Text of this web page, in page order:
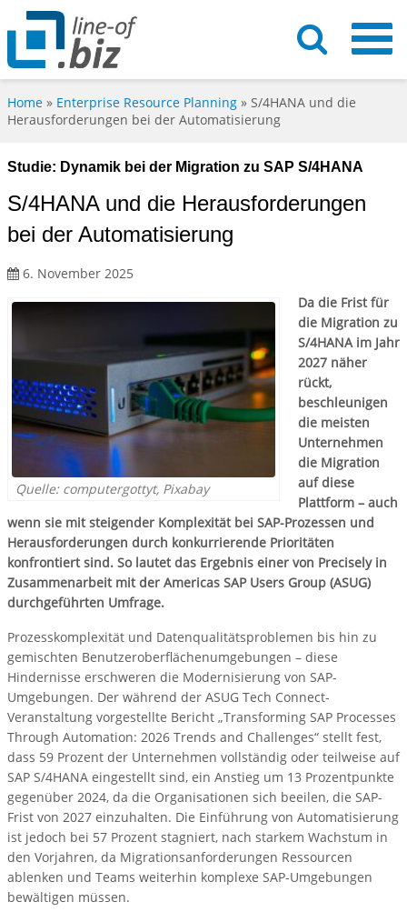
Home » Enterprise Resource Planning » S/4HANA und die
Herausforderungen bei der Automatisierung
Studie: Dynamik bei der Migration zu SAP S/4HANA
S/4HANA und die Herausforderungen
bei der Automatisierung
6. November 2025
Quelle: computergottyt, Pixabay
Da die Frist für
die Migration zu
S/4HANA im Jahr
2027 näher
rückt,
beschleunigen
die meisten
Unternehmen
die Migration
auf diese
Plattform – auch
wenn sie mit steigender Komplexität bei SAP-Prozessen und
Herausforderungen durch konkurrierende Prioritäten
konfrontiert sind. So lautet das Ergebnis einer von Precisely in
Zusammenarbeit mit der Americas SAP Users Group (ASUG)
durchgeführten Umfrage.
Prozesskomplexität und Datenqualitätsproblemen bis hin zu
gemischten Benutzeroberflächenumgebungen – diese
Hindernisse erschweren die Modernisierung von SAP-
Umgebungen. Der während der ASUG Tech Connect-
Veranstaltung vorgestellte Bericht „Transforming SAP Processes
Through Automation: 2026 Trends and Challenges“ stellt fest,
dass 59 Prozent der Unternehmen vollständig oder teilweise auf
SAP S/4HANA eingestellt sind, ein Anstieg um 13 Prozentpunkte
gegenüber 2024, da die Organisationen sich beeilen, die SAP-
Frist von 2027 einzuhalten. Die Einführung von Automatisierung
ist jedoch bei 57 Prozent stagniert, nach starkem Wachstum in
den Vorjahren, da Migrationsanforderungen Ressourcen
ablenken und Teams weiterhin komplexe SAP-Umgebungen
bewältigen müssen.